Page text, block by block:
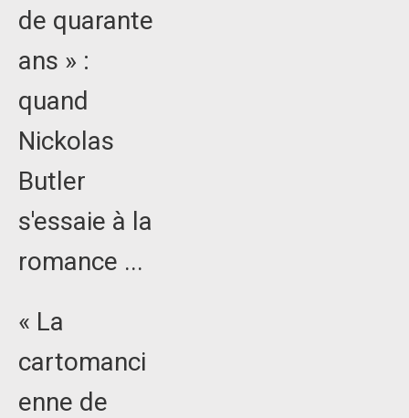
de quarante
ans » :
quand
Nickolas
Butler
s'essaie à la
romance ...
« La
cartomanci
enne de